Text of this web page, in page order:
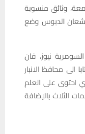
وثائق منسوبة
الدبوس وضع
نيوز، فان
الى محافظ الانبار
احتوى على العلم
الثلاث بالإضافة